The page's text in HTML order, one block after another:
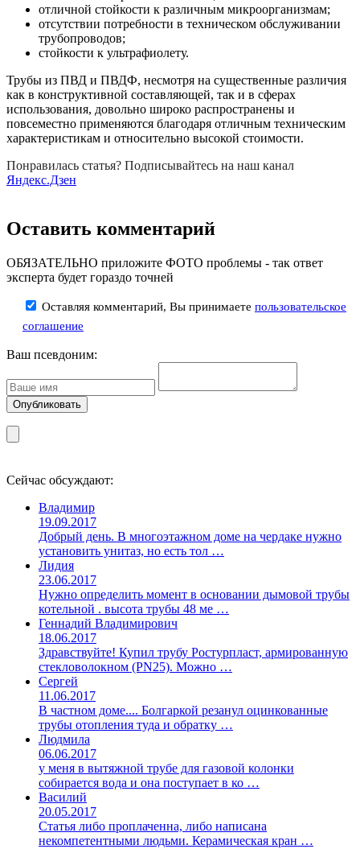
отличной стойкости к различным микроорганизмам;
отсутствии потребности в техническом обслуживании
трубопроводов;
стойкости к ультрафиолету.
Трубы из ПВД и ПВДФ, несмотря на существенные различия
как в конструктивной составляющей, так и в сферах
использования, довольно широко распространены и
повсеместно применяются благодаря отличным техническим
характеристикам и относительно высокой стоимости.
Понравилась статья? Подписывайтесь на наш канал
Яндекс.Дзен
Оставить комментарий
ОБЯЗАТЕЛЬНО приложите ФОТО проблемы - так ответ
эксперта будет гораздо точней
Оставляя комментарий, Вы принимаете пользовательское
соглашение
Ваш псевдоним:
Сейчас обсуждают:
Владимир
19.09.2017
Добрый день. В многоэтажном доме на чердаке нужно
установить унитаз, но есть тол …
Лидия
23.06.2017
Нужно определить момент в основании дымовой трубы
котельной . высота трубы 48 ме …
Геннадий Владимирович
18.06.2017
Здравствуйте! Купил трубу Ростурпласт, армированную
стекловолокном (PN25). Можно …
Сергей
11.06.2017
В частном доме.... Болгаркой резанул оцинкованные
трубы отопления туда и обратку …
Людмила
06.06.2017
у меня в вытяжной трубе для газовой колонки
собирается вода и она поступает в ко …
Василий
20.05.2017
Статья либо проплаченна, либо написана
некомпетентными людьми. Керамическая кран …